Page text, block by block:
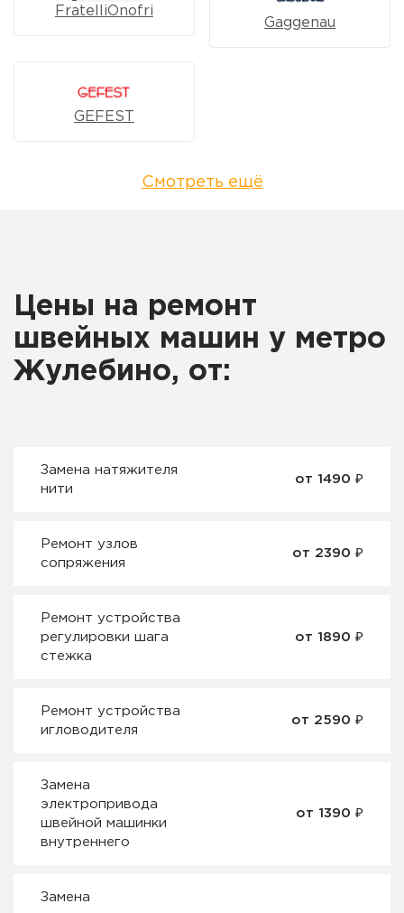
FratelliOnofri
Gaggenau
GEFEST
Смотреть ещё
Цены на ремонт
швейных машин у метро
Жулебино, от:
Замена натяжителя
нити
от 1490 ₽
Ремонт узлов
сопряжения
от 2390 ₽
Ремонт устройства
регулировки шага
стежка
от 1890 ₽
Ремонт устройства
игловодителя
от 2590 ₽
Замена
электропривода
швейной машинки
внутреннего
от 1390 ₽
Замена